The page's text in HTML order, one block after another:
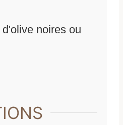
noires ou